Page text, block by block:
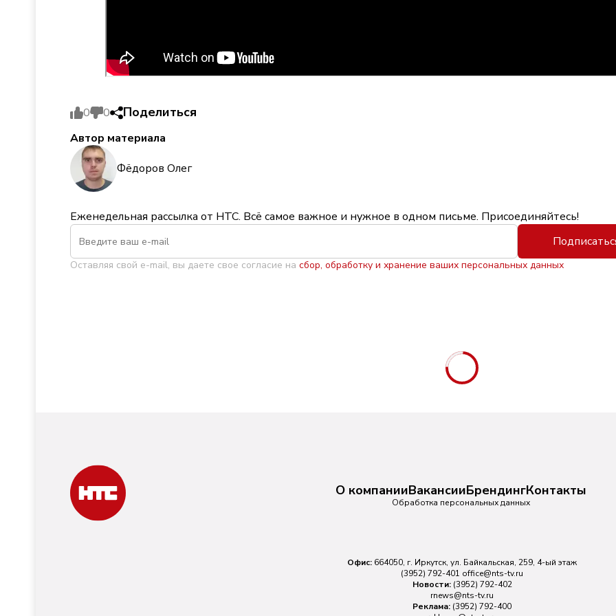
0 0 Поделиться
Автор материала
Фёдоров Олег
Еженедельная рассылка от НТС. Всё самое важное и нужное в одном письме. Присоединяйтесь!
Оставляя свой e-mail, вы даете свое согласие на сбор, обработку и хранение ваших персональных данных
О компанииВакансииБрендингКонтакты
Обработка персональных данных
Офис: 664050, г. Иркутск, ул. Байкальская, 259, 4-ый этаж
(3952) 792-401 office@nts-tv.ru
Новости: (3952) 792-402
rnews@nts-tv.ru
Реклама: (3952) 792-400